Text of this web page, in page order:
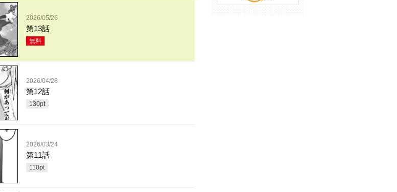
2026/05/26
第13話
無料
2026/04/28
第12話
130pt
2026/03/24
第11話
110pt